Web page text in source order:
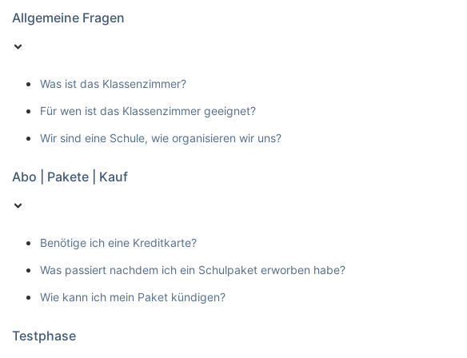
Allgemeine Fragen
Was ist das Klassenzimmer?
Für wen ist das Klassenzimmer geeignet?
Wir sind eine Schule, wie organisieren wir uns?
Abo | Pakete | Kauf
Benötige ich eine Kreditkarte?
Was passiert nachdem ich ein Schulpaket erworben habe?
Wie kann ich mein Paket kündigen?
Testphase